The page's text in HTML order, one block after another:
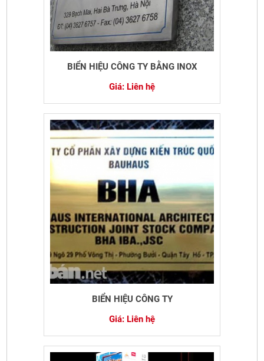
BIỂN HIỆU CÔNG TY BẰNG INOX
Giá: Liên hệ
BIỂN HIỆU CÔNG TY
Giá: Liên hệ